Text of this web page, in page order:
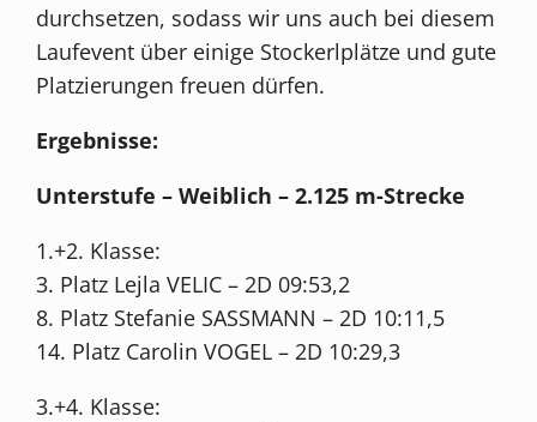
durchsetzen, sodass wir uns auch bei diesem
Laufevent über einige Stockerlplätze und gute
Platzierungen freuen dürfen.
Ergebnisse:
Unterstufe –Weiblich – 2.125 m-Strecke
1.+2. Klasse:
3. Platz Lejla VELIC – 2D 09:53,2
8. Platz Stefanie SASSMANN – 2D 10:11,5
14. Platz Carolin VOGEL – 2D 10:29,3
3.+4. Klasse: